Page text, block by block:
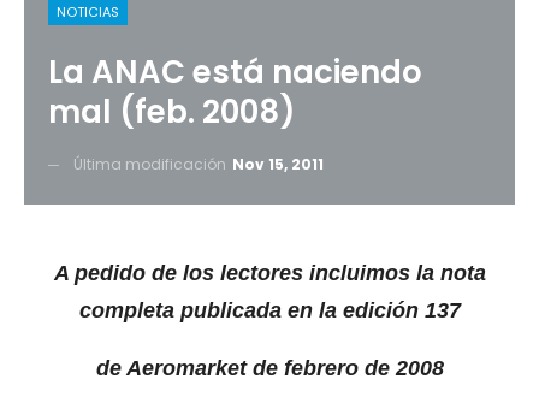
NOTICIAS
La ANAC está naciendo
mal (feb. 2008)
Última modificación Nov 15, 2011
A pedido de los lectores incluimos la nota
completa publicada en la edición 137
de Aeromarket de febrero de 2008